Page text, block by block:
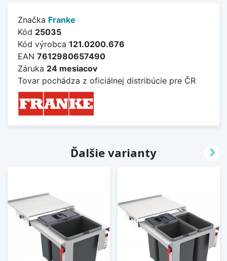
Značka Franke
Kód 25035
Kód výrobca 121.0200.676
EAN 7612980657490
Záruka 24 mesiacov
Tovar pochádza z oficiálnej distribúcie pre ČR
Ďalšie varianty 